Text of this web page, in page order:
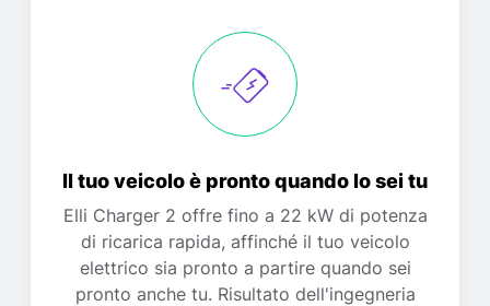
Il tuo veicolo è pronto quando lo sei tu
Elli Charger 2 offre fino a 22 kW di potenza
di ricarica rapida, affinché il tuo veicolo
elettrico sia pronto a partire quando sei
pronto anche tu. Risultato dell'ingegneria